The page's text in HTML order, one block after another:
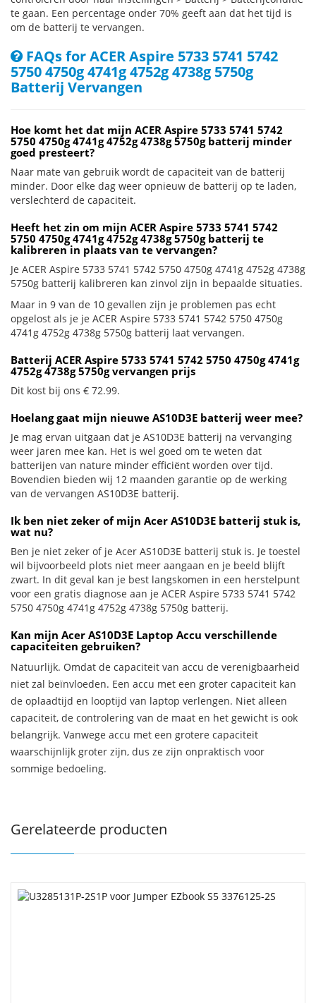
te gaan. Een percentage onder 70% geeft aan dat het tijd is
om de batterij te vervangen.
FAQs for ACER Aspire 5733 5741 5742
5750 4750g 4741g 4752g 4738g 5750g
Batterij Vervangen
Hoe komt het dat mijn ACER Aspire 5733 5741 5742
5750 4750g 4741g 4752g 4738g 5750g batterij minder
goed presteert?
Naar mate van gebruik wordt de capaciteit van de batterij
minder. Door elke dag weer opnieuw de batterij op te laden,
verslechterd de capaciteit.
Heeft het zin om mijn ACER Aspire 5733 5741 5742
5750 4750g 4741g 4752g 4738g 5750g batterij te
kalibreren in plaats van te vervangen?
Je ACER Aspire 5733 5741 5742 5750 4750g 4741g 4752g 4738g
5750g batterij kalibreren kan zinvol zijn in bepaalde situaties.
Maar in 9 van de 10 gevallen zijn je problemen pas echt
opgelost als je je ACER Aspire 5733 5741 5742 5750 4750g
4741g 4752g 4738g 5750g batterij laat vervangen.
Batterij ACER Aspire 5733 5741 5742 5750 4750g 4741g
4752g 4738g 5750g vervangen prijs
Dit kost bij ons € 72.99.
Hoelang gaat mijn nieuwe AS10D3E batterij weer mee?
Je mag ervan uitgaan dat je AS10D3E batterij na vervanging
weer jaren mee kan. Het is wel goed om te weten dat
batterijen van nature minder efficiënt worden over tijd.
Bovendien bieden wij 12 maanden garantie op de werking
van de vervangen AS10D3E batterij.
Ik ben niet zeker of mijn Acer AS10D3E batterij stuk is,
wat nu?
Ben je niet zeker of je Acer AS10D3E batterij stuk is. Je toestel
wil bijvoorbeeld plots niet meer aangaan en je beeld blijft
zwart. In dit geval kan je best langskomen in een herstelpunt
voor een gratis diagnose aan je ACER Aspire 5733 5741 5742
5750 4750g 4741g 4752g 4738g 5750g batterij.
Kan mijn Acer AS10D3E Laptop Accu verschillende
capaciteiten gebruiken?
Natuurlijk. Omdat de capaciteit van accu de verenigbaarheid
niet zal beïnvloeden. Een accu met een groter capaciteit kan
de oplaadtijd en looptijd van laptop verlengen. Niet alleen
capaciteit, de controlering van de maat en het gewicht is ook
belangrijk. Vanwege accu met een grotere capaciteit
waarschijnlijk groter zijn, dus ze zijn onpraktisch voor
sommige bedoeling.
Gerelateerde producten